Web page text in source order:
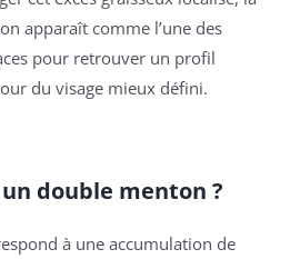
apparaît comme l’une des
pour retrouver un profil
du visage mieux défini.
double menton ?
à une accumulation de